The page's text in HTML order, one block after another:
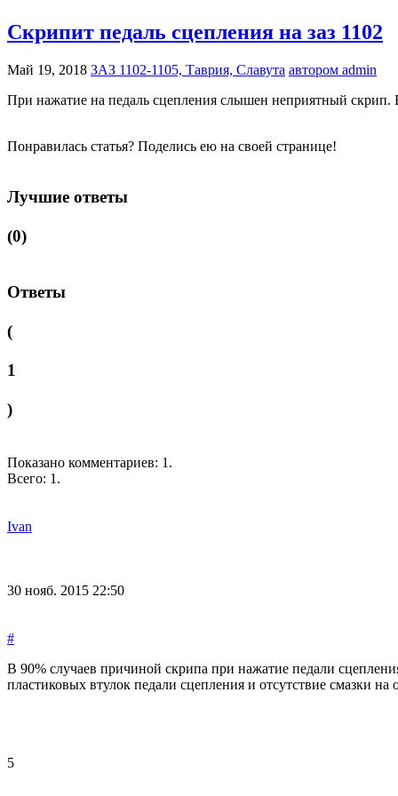
Скрипит педаль сцепления на заз 1102
Май 19, 2018 ЗАЗ 1102-1105, Таврия, Славута автором admin
При нажатие на педаль сцепления слышен неприятный
Понравилась статья? Поделись ею на своей странице!
Лучшие ответы
(0)
Ответы
(
1
)
Показано комментариев: 1 .
Всего: 1 .
Ivan
30 нояб. 2015 22:50
#
В 90% случаев причиной скрипа при нажатие педали
пластиковых втулок педали сцепления и отсутствие смазки на
5